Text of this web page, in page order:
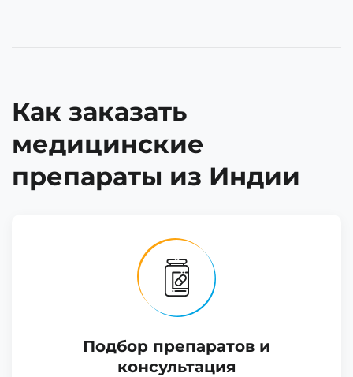
Как заказать
медицинские
препараты из Индии
Подбор препаратов и
консультация